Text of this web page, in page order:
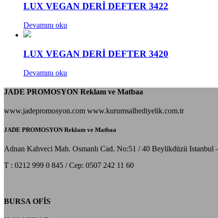
LUX VEGAN DERİ DEFTER 3422
Devamını oku
LUX VEGAN DERİ DEFTER 3420
Devamını oku
JADE PROMOSYON Reklam ve Matbaa
www.jadepromosyon.com www.kurumsalhediyelik.com.tr
JADE PROMOSYON Reklam ve Matbaa
Adnan Kahveci Mah. Osmanlı Cad. No:51 / 40 Beylikdüzü Istanbul
T : 0212 999 0 845 / Cep: 0507 242 11 60
BURSA OFİS